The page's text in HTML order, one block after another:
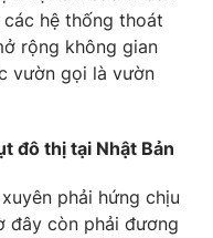
hệ thống thoát
rộng không gian
vườn gọi là vườn
đô thị tại Nhật Bản
phải hứng chịu
đây còn phải đương